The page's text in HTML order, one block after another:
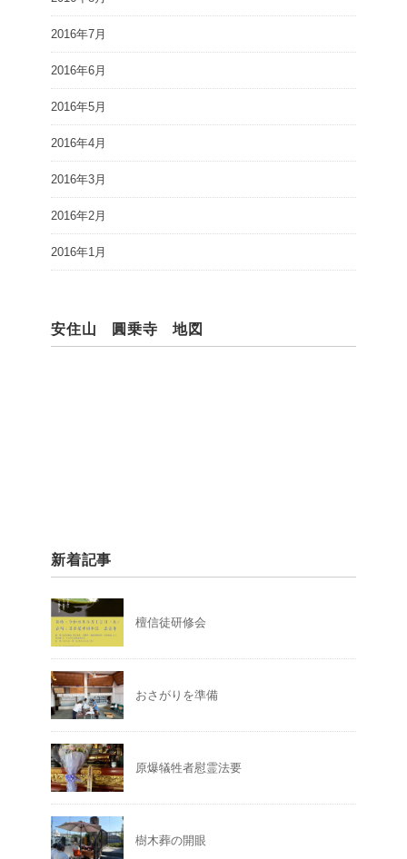
2016年7月
2016年6月
2016年5月
2016年4月
2016年3月
2016年2月
2016年1月
安住山 圓乗寺 地図
新着記事
檀信徒研修会
おさがりを準備
原爆犠牲者慰霊法要
樹木葬の開眼